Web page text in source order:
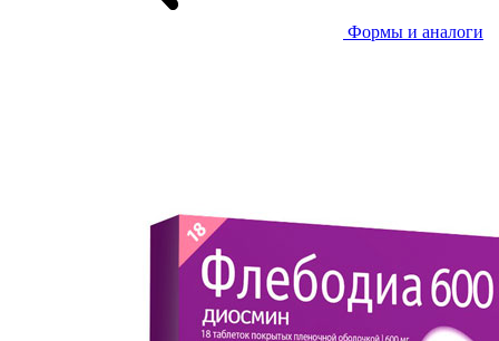
Формы и аналоги